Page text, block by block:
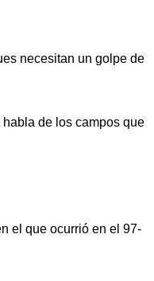
necesitan un golpe de
de los campos que
el que ocurrió en el 97-